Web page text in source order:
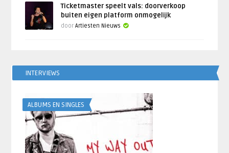
Ticketmaster speelt vals: doorverkoop
buiten eigen platform onmogelijk
doorArtiesten Nieuws
INTERVIEWS
ALBUMS EN SINGLES